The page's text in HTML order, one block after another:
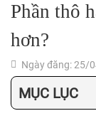
Phần thô
hơn?
Ngày đăng: 25/
MỤC LỤC